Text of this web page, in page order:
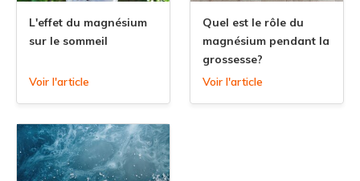
L'effet du magnésium
sur le sommeil
Voir l'article
Quel est le rôle du
magnésium pendant la
grossesse?
Voir l'article